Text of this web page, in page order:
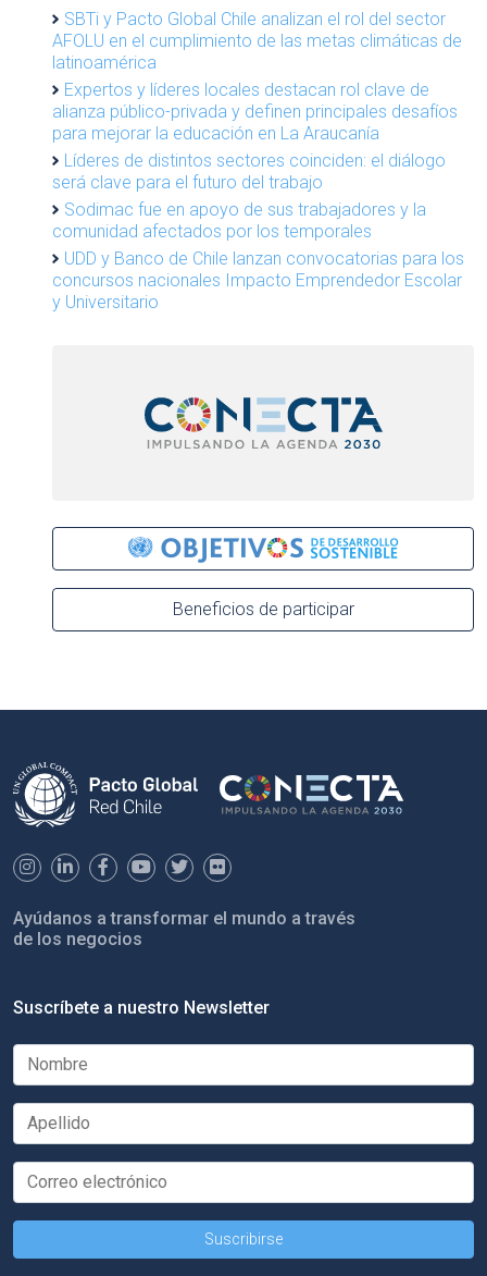
SBTi y Pacto Global Chile analizan el rol del sector
AFOLU en el cumplimiento de las metas climáticas de
latinoamérica
Expertos y líderes locales destacan rol clave de
alianza público-privada y definen principales desafíos
para mejorar la educación en La Araucanía
Líderes de distintos sectores coinciden: el diálogo
será clave para el futuro del trabajo
Sodimac fue en apoyo de sus trabajadores y la
comunidad afectados por los temporales
UDD y Banco de Chile lanzan convocatorias para los
concursos nacionales Impacto Emprendedor Escolar
y Universitario
Beneficios de participar
Ayúdanos a transformar el mundo a través
de los negocios
Suscríbete a nuestro Newsletter